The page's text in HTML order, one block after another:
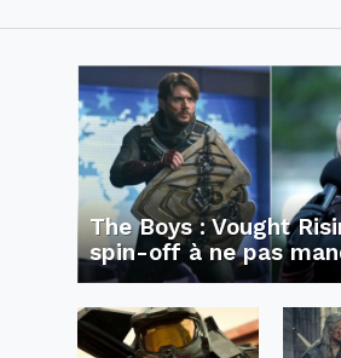
The Boys : Vought
spin-off à ne pas